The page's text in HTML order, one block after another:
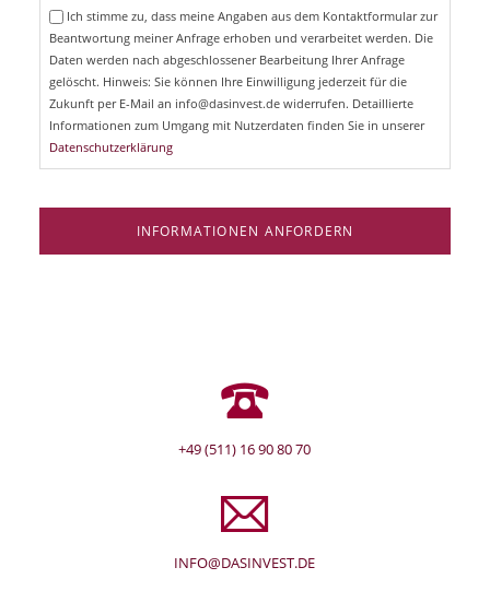
Ich stimme zu, dass meine Angaben aus dem Kontaktformular zur
Beantwortung meiner Anfrage erhoben und verarbeitet werden. Die
Daten werden nach abgeschlossener Bearbeitung Ihrer Anfrage
gelöscht. Hinweis: Sie können Ihre Einwilligung jederzeit für die
Zukunft per E-Mail an info@dasinvest.de widerrufen. Detaillierte
Informationen zum Umgang mit Nutzerdaten finden Sie in unserer
Datenschutzerklärung
INFORMATIONEN ANFORDERN
+49 (511) 16 90 80 70
INFO@DASINVEST.DE